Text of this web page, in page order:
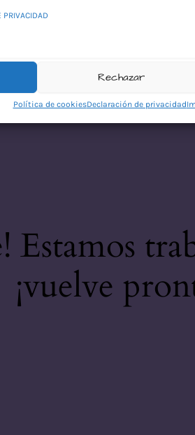
PRIVACIDAD
Rechazar
Política de cookiesDeclaración de privacidad
Estamos
¡vuelve